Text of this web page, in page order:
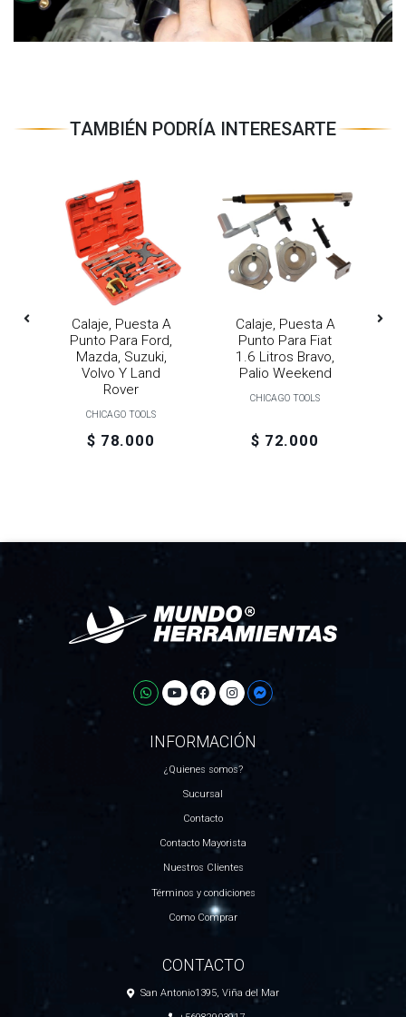
TAMBIÉN PODRÍA INTERESARTE
Calaje, Puesta A
Punto Para Ford,
Mazda, Suzuki,
Volvo Y Land
Rover
CHICAGO TOOLS
$ 78.000
Calaje, Puesta A
Punto Para Fiat
1.6 Litros Bravo,
Palio Weekend
CHICAGO TOOLS
$ 72.000
INFORMACIÓN
¿Quienes somos?
Sucursal
Contacto
Contacto Mayorista
Nuestros Clientes
Términos y condiciones
Como Comprar
CONTACTO
San Antonio1395, Viña del Mar